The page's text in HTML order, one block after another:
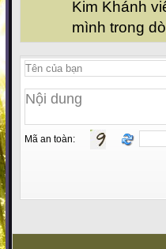
Kim Khánh
mình trong
Mã an toàn: